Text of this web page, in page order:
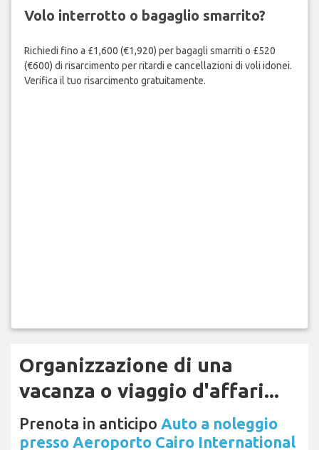
Volo interrotto o bagaglio smarrito?
Richiedi fino a £1,600 (€1,920) per bagagli smarriti o £520
(€600) di risarcimento per ritardi e cancellazioni di voli idonei.
Verifica il tuo risarcimento gratuitamente.
Organizzazione di una
vacanza o viaggio d'affari...
Prenota in anticipo Auto a noleggio
presso Aeroporto Cairo International